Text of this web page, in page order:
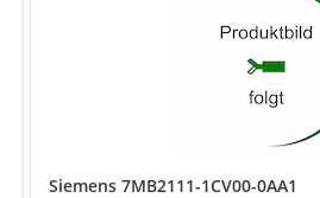
Siemens 7MB2111-1CV00-0AA1